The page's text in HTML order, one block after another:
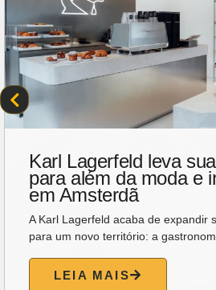
Karl Lagerfeld leva
para além da moda e
em Amsterdã
A Karl Lagerfeld acaba de expandir
para um novo território: a
LEIA MAIS